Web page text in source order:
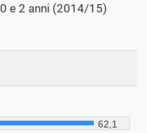
e 2 anni (2014/15)